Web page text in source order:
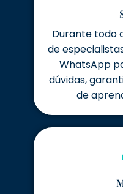
Durante todo
de
WhatsApp
dúvidas,
de